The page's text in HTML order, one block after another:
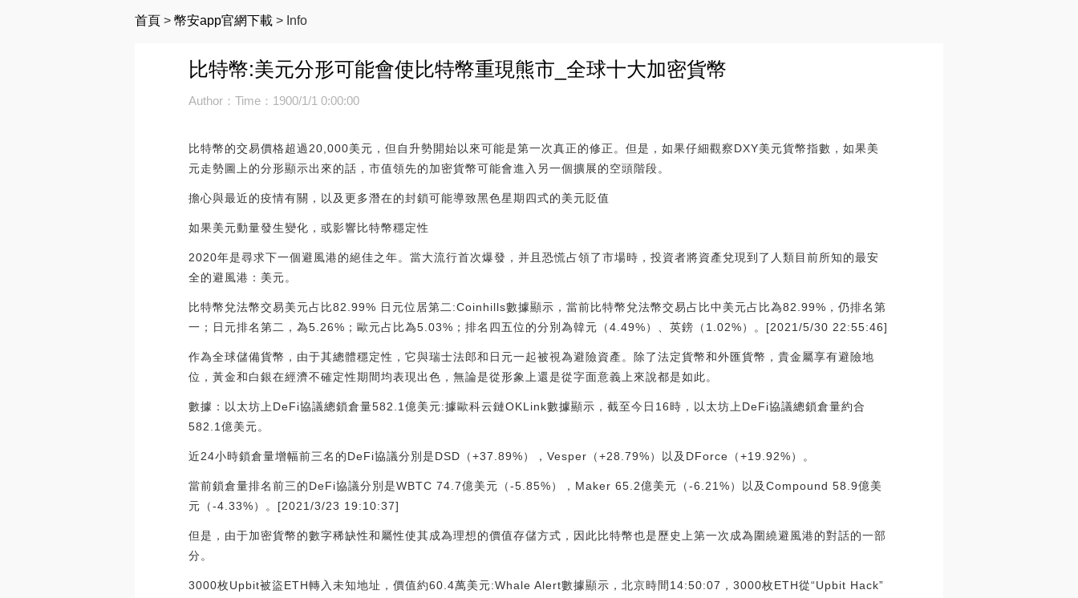
首頁 > 幣安app官網下載 > Info
比特幣:美元分形可能會使比特幣重現熊市_全球十大加密貨幣
Author：Time：1900/1/1 0:00:00
比特幣的交易價格超過20,000美元，但自升勢開始以來可能是第一次真正的修正。但是，如果仔細觀察DXY美元貨幣指數，如果美
元走勢圖上的分形顯示出來的話，市值領先的加密貨幣可能會進入另一個擴展的空頭階段。
擔心與最近的疫情有關，以及更多潛在的封鎖可能導致黑色星期四式的美元貶值
如果美元動量發生變化，或影響比特幣穩定性
2020年是尋求下一個避風港的絕佳之年。當大流行首次爆發，并且恐慌占領了市場時，投資者將資產兌現到了人類目前所知的最安
全的避風港：美元。
比特幣兌法幣交易美元占比82.99% 日元位居第二:Coinhills數據顯示，當前比特幣兌法幣交易占比中美元占比為82.99%，仍排名第
一；日元排名第二，為5.26%；歐元占比為5.03%；排名四五位的分別為韓元（4.49%）、英鎊（1.02%）。[2021/5/30 22:55:46]
作為全球儲備貨幣，由于其總體穩定性，它與瑞士法郎和日元一起被視為避險資產。除了法定貨幣和外匯貨幣，貴金屬享有避險地
位，黃金和白銀在經濟不確定性期間均表現出色，無論是從形象上還是從字面意義上來說都是如此。
數據：以太坊上DeFi協議總鎖倉量582.1億美元:據歐科云鏈OKLink數據顯示，截至今日16時，以太坊上DeFi協議總鎖倉量約合
582.1億美元。
近24小時鎖倉量增幅前三名的DeFi協議分別是DSD（+37.89%），Vesper（+28.79%）以及DForce（+19.92%）。
當前鎖倉量排名前三的DeFi協議分別是WBTC 74.7億美元（-5.85%），Maker 65.2億美元（-6.21%）以及Compound 58.9億美
元（-4.33%）。[2021/3/23 19:10:37]
但是，由于加密貨幣的數字稀缺性和屬性使其成為理想的價值存儲方式，因此比特幣也是歷史上第一次成為圍繞避風港的對話的一部
分。
3000枚Upbit被盜ETH轉入未知地址，價值約60.4萬美元:Whale Alert數據顯示，北京時間14:50:07，3000枚ETH從“Upbit Hack”